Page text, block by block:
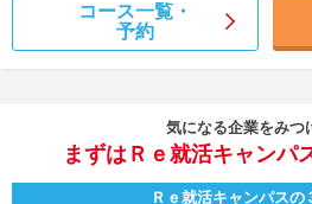
コース一覧・
予約
気になる企業をみ
まずはＲｅ就活キャンパ
Ｒｅ就活キャンパスの